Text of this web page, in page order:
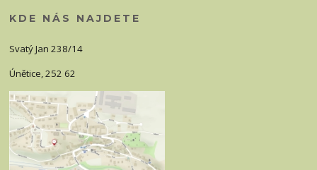
KDE NÁS NAJDETE
Svatý Jan 238/14
Únětice, 252 62